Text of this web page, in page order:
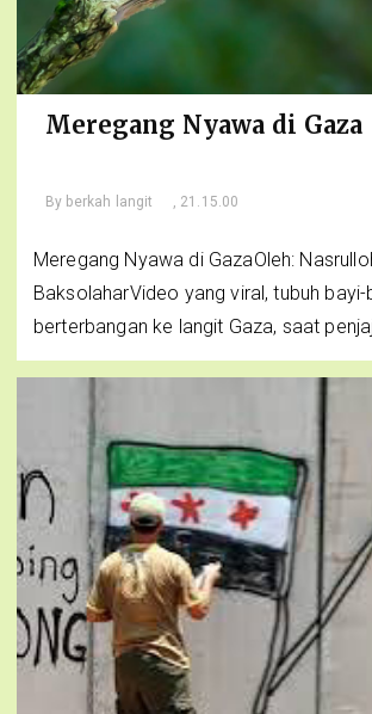
Meregang Nyawa di Gaza
By berkah langit , 21.15.00
Meregang Nyawa di GazaOleh:
BaksolaharVideo yang viral, tubuh
berterbangan ke langit Gaza, saat